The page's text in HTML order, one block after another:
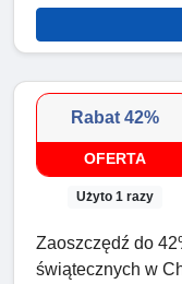
Rabat 42%
OFERTA
Użyto 1 razy
Zaoszczędź do
świątecznych w